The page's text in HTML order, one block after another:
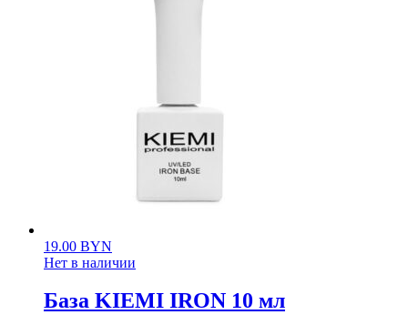
19.00 BYN
Нет в наличии
База KIEMI IRON 10 мл